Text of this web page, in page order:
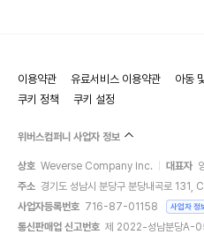
이용약관 유료서비스 이용약관 아동
쿠키 정책
쿠키 설정
위버스컴퍼니 사업자 정보
상호 Weverse Company Inc. 대표자
주소 경기도 성남시 분당구 분당내곡로 131,
사업자등록번호 716-87-01158 사업자 정
통신판매업 신고번호 제 2022-성남분당A-